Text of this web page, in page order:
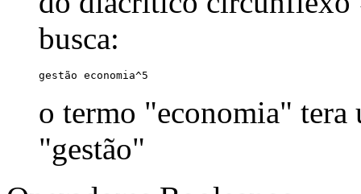
busca:
gestão economia^5
o termo "economia" tera
"gestão"